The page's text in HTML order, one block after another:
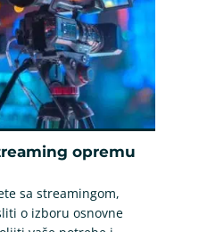
opremu
sa streamingom,
o izboru osnovne